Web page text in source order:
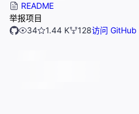
README
举报项目
34
1.44 K 128访问 GitHub